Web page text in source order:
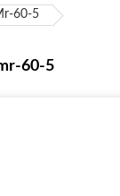
60-5
60-5